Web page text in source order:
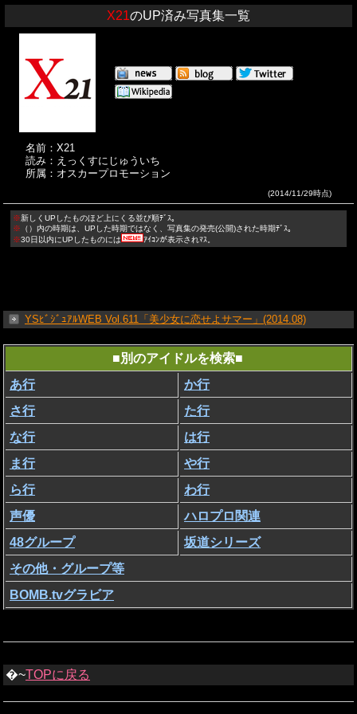
X21のUP済み写真集一覧
名前：X21
読み：えっくすにじゅういち
所属：オスカープロモーション
(2014/11/29時点)
※新しくUPしたものほど上にくる並び順ﾃﾞｽ。
※ （）内の時期は、UPした時期ではなく、写真集の発売(公開)された時期ﾃﾞｽ。
※30日以内にUPしたものには ｱｲｺﾝが表示されﾏｽ。
YSﾋﾞｼﾞｭｱﾙWEB Vol.611「美少女に恋せよサマー」(2014.08)
■別のアイドルを検索■
あ行
か行
さ行
た行
な行
は行
ま行
や行
ら行
わ行
声優
ハロプロ関連
48グループ
坂道シリーズ
その他・グループ等
BOMB.tvグラビア
�~TOPに戻る